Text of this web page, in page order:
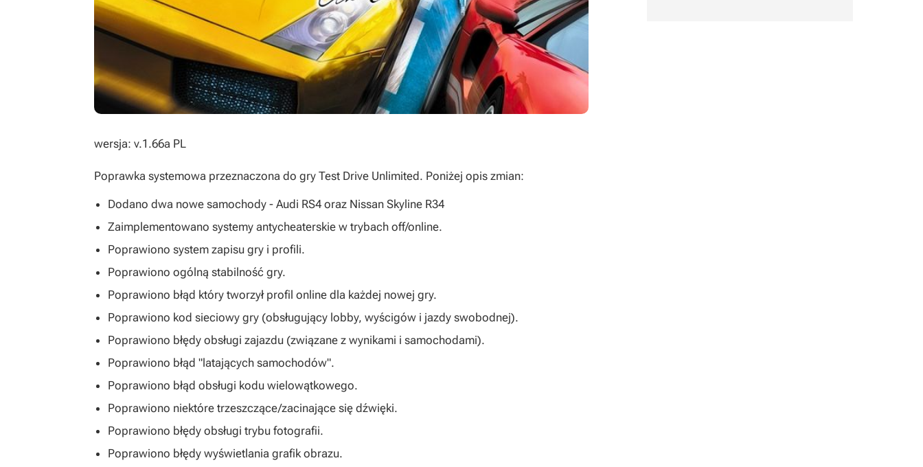
wersja: v.1.66a PL
Poprawka systemowa przeznaczona do gry Test Drive Unlimited. Poniżej opis zmian:
Dodano dwa nowe samochody - Audi RS4 oraz Nissan Skyline R34
Zaimplementowano systemy antycheaterskie w trybach off/online.
Poprawiono system zapisu gry i profili.
Poprawiono ogólną stabilność gry.
Poprawiono błąd który tworzył profil online dla każdej nowej gry.
Poprawiono kod sieciowy gry (obsługujący lobby, wyścigów i jazdy swobodnej).
Poprawiono błędy obsługi zajazdu (związane z wynikami i samochodami).
Poprawiono błąd "latających samochodów".
Poprawiono błąd obsługi kodu wielowątkowego.
Poprawiono niektóre trzeszczące/zacinające się dźwięki.
Poprawiono błędy obsługi trybu fotografii.
Poprawiono błędy wyświetlania grafik obrazu.